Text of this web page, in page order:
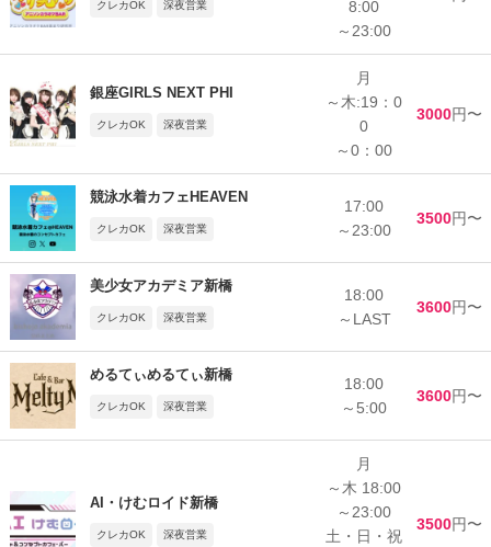
クレカOK 深夜営業
8:00
～23:00
銀座GIRLS NEXT PHI
クレカOK 深夜営業
月
～木:19：0
0
～0：00
3000円〜
競泳水着カフェHEAVEN
クレカOK 深夜営業
17:00
～23:00
3500円〜
美少女アカデミア新橋
クレカOK 深夜営業
18:00
～LAST
3600円〜
めるてぃめるてぃ新橋
クレカOK 深夜営業
18:00
～5:00
3600円〜
AI・けむロイド新橋
クレカOK 深夜営業
月
～木 18:00
～23:00
土・日・祝
3500円〜